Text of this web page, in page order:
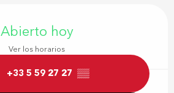
Abierto hoy
Ver los horarios
+33 5 59 27 27 ▒▒